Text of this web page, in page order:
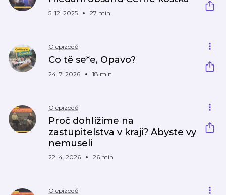
5. 12. 2025 27 min
O epizodě
Co tě se*e, Opavo?
24. 7. 2026 18 min
O epizodě
Proč dohlížíme na
zastupitelstva v kraji? Abyste vy
nemuseli
22. 4. 2026 26 min
O epizodě